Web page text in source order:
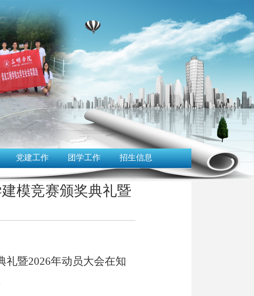
党建工作 团学工作
招生信息
模竞赛颁奖典礼暨
礼暨2026年动员大会在知